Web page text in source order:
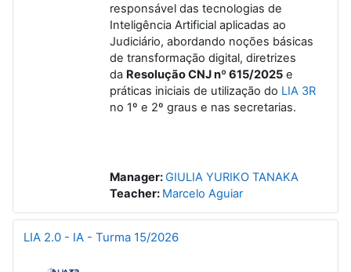
responsável das tecnologias de
Inteligência Artificial aplicadas ao
Judiciário, abordando noções básicas
de transformação digital, diretrizes
da Resolução CNJ nº 615/2025 e
práticas iniciais de utilização do LIA 3R
no 1º e 2º graus e nas secretarias.
Manager:GIULIA YURIKO TANAKA
Teacher: Marcelo Aguiar
LIA 2.0 - IA - Turma 15/2026